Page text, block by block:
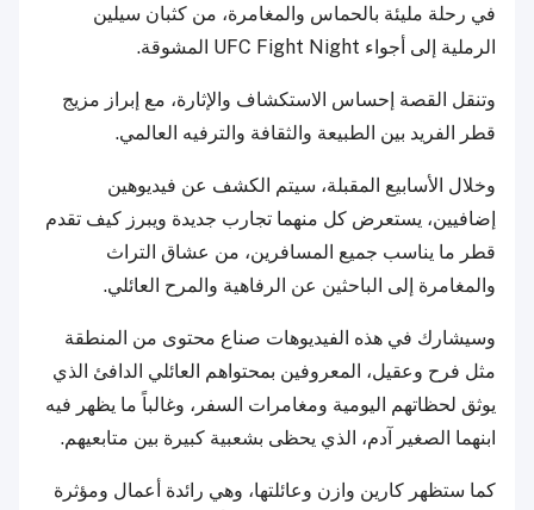
في رحلة مليئة بالحماس والمغامرة، من كثبان سيلين
الرملية إلى أجواء UFC Fight Night المشوقة.
وتنقل القصة إحساس الاستكشاف والإثارة، مع إبراز مزيج
قطر الفريد بين الطبيعة والثقافة والترفيه العالمي.
وخلال الأسابيع المقبلة، سيتم الكشف عن فيديوهين
إضافيين، يستعرض كل منهما تجارب جديدة ويبرز كيف تقدم
قطر ما يناسب جميع المسافرين، من عشاق التراث
والمغامرة إلى الباحثين عن الرفاهية والمرح العائلي.
وسيشارك في هذه الفيديوهات صناع محتوى من المنطقة
مثل فرح وعقيل، المعروفين بمحتواهم العائلي الدافئ الذي
يوثق لحظاتهم اليومية ومغامرات السفر، وغالباً ما يظهر فيه
ابنهما الصغير آدم، الذي يحظى بشعبية كبيرة بين متابعيهم.
كما ستظهر كارين وازن وعائلتها، وهي رائدة أعمال ومؤثرة